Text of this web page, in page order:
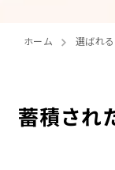
ホーム 選ばれ
蓄積され